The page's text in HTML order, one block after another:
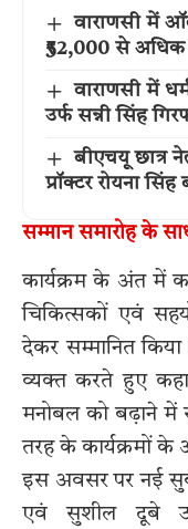
वाराणसी में
₹52,000 से अधिक
वाराणसी में
उर्फ सन्नी सिंह
बीएचयू छात्र
प्रॉक्टर रोयना
सम्मान समारोह के
कार्यक्रम के अंत में
चिकित्सकों एवं
देकर सम्मानित
व्यक्त करते हुए
मनोबल को बढ़ाने में
तरह के कार्यक्रमों के
इस अवसर पर नई
एवं सुशील दूबे